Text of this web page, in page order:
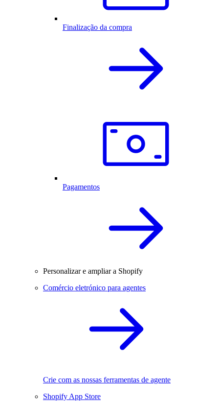
Finalização da compra
Pagamentos
Personalizar e ampliar a Shopify
Comércio eletrónico para agentes
Crie com as nossas ferramentas de agente
Shopify App Store